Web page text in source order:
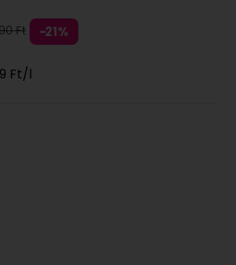
áron
Ft 21%
Ft/l